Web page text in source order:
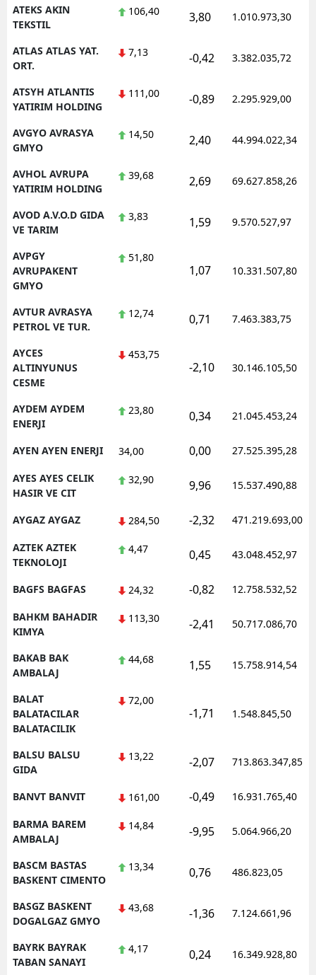
ATEKS AKIN
TEKSTIL
106,40 3,80 1.010.973,30
ATLAS ATLAS YAT.
ORT.
7,13 -0,42 3.382.035,72
ATSYH ATLANTIS
YATIRIM HOLDING
111,00 -0,89 2.295.929,00
AVGYO AVRASYA
GMYO
14,50 2,40 44.994.022,34
AVHOL AVRUPA
YATIRIM HOLDING
39,68 2,69 69.627.858,26
AVOD A.V.O.D GIDA
VE TARIM
3,83 1,59 9.570.527,97
AVPGY
AVRUPAKENT
GMYO
51,80
1,07 10.331.507,80
AVTUR AVRASYA
PETROL VE TUR.
12,74 0,71 7.463.383,75
AYCES
ALTINYUNUS
CESME
453,75
-2,10 30.146.105,50
AYDEM AYDEM
ENERJI
23,80 0,34 21.045.453,24
AYEN AYEN ENERJI 34,00 0,00 27.525.395,28
AYES AYES CELIK
HASIR VE CIT
32,90 9,96 15.537.490,88
AYGAZ AYGAZ 284,50 -2,32 471.219.693,00
AZTEK AZTEK
TEKNOLOJI
4,47 0,45 43.048.452,97
BAGFS BAGFAS 24,32 -0,82 12.758.532,52
BAHKM BAHADIR
KIMYA
113,30 -2,41 50.717.086,70
BAKAB BAK
AMBALAJ
44,68 1,55 15.758.914,54
BALAT
BALATACILAR
BALATACILIK
72,00
-1,71 1.548.845,50
BALSU BALSU
GIDA
13,22 -2,07 713.863.347,85
BANVT BANVIT 161,00 -0,49 16.931.765,40
BARMA BAREM
AMBALAJ
14,84 -9,95 5.064.966,20
BASCM BASTAS
BASKENT CIMENTO
13,34 0,76 486.823,05
BASGZ BASKENT
DOGALGAZ GMYO
43,68 -1,36 7.124.661,96
BAYRK BAYRAK
TABAN SANAYI
4,17 0,24 16.349.928,80